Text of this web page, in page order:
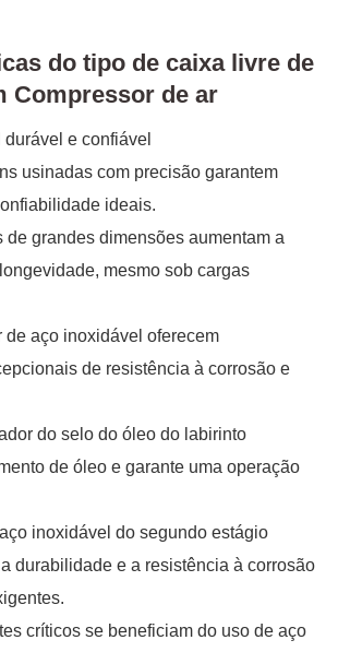
do tipo de caixa livre de
Compressor de ar
e confiável
usinadas com precisão garantem
ideais.
de grandes dimensões aumentam a
mesmo sob cargas
de aço inoxidável oferecem
de resistência à corrosão e
do selo do óleo do labirinto
de óleo e garante uma operação
inoxidável do segundo estágio
durabilidade e a resistência à corrosão
críticos se beneficiam do uso de aço